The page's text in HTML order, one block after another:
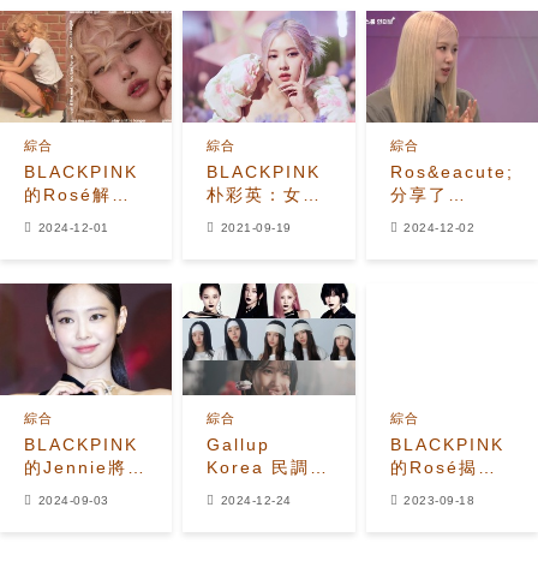
她的獎品
BLACKPINK
的Rosé解釋
Mars + 為什
麼她爸爸後悔
送她去韓國參
加試鏡
綜合
2024-12-01
BLACKPINK
朴彩英：女神
綜合
2021-09-19
Ros&eacute;
分享了
綜合
2024-12-02
BLACKPINK
的Jennie將客
綜合
2024-09-03
Gallup
Korea 民調數
綜合
2024-12-24
BLACKPINK
的Rosé揭示
綜合
2023-09-18